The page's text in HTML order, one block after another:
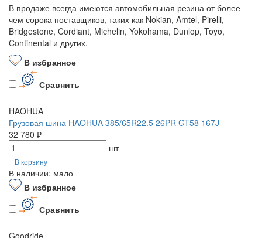
В продаже всегда имеются автомобильная резина от более
чем сорока поставщиков, таких как Nokian, Amtel, Pirelli,
Bridgestone, Cordiant, Michelin, Yokohama, Dunlop, Toyo,
Continental и других.
В избранное
Сравнить
HAOHUA
Грузовая шина HAOHUA 385/65R22.5 26PR GT58 167J
32 780 ₽
шт
В корзину
В наличии: мало
В избранное
Сравнить
Goodride